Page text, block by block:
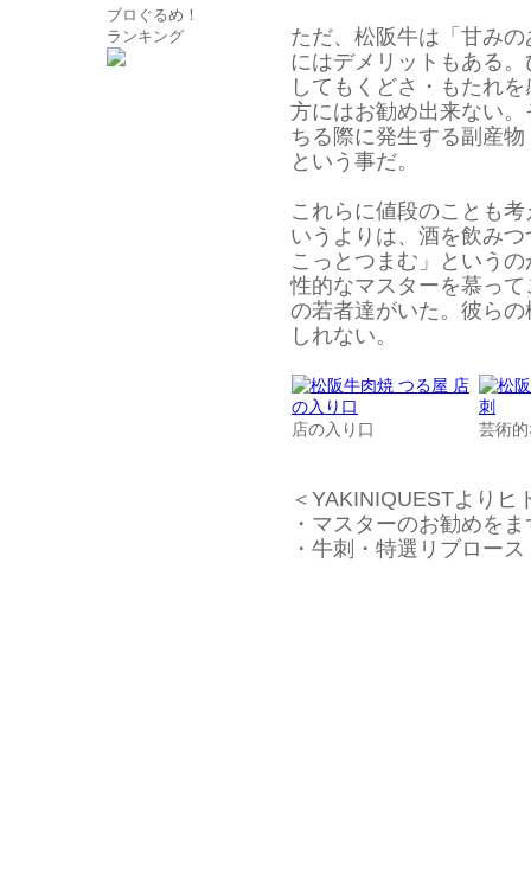
ブロぐるめ！
ランキング
ただ、松阪牛は「甘み
にはデメリットもある
してもくどさ・もたれ
方にはお勧め出来ない
ちる際に発生する副産
という事だ。
これらに値段のことも
いうよりは、酒を飲み
こっとつまむ」という
性的なマスターを慕っ
の若者達がいた。彼ら
しれない。
店の入り口 芸術
＜YAKINIQUESTよりヒ
・マスターのお勧めを
・牛刺・特選リブロース